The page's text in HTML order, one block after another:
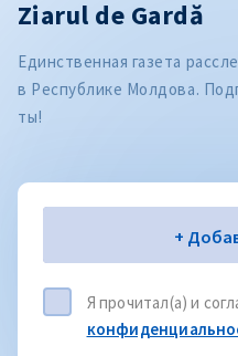
Ziarul de Gardă
Единственная газета
в Республике Молдова.
ты!
Электронная почта
+
Я прочитал(а) и